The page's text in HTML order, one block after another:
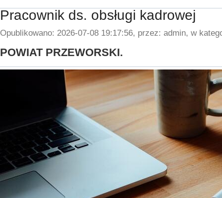
Pracownik ds. obsługi kadrowej
Opublikowano: 2026-07-08 19:17:56, przez: admin, w
POWIAT PRZEWORSKI.